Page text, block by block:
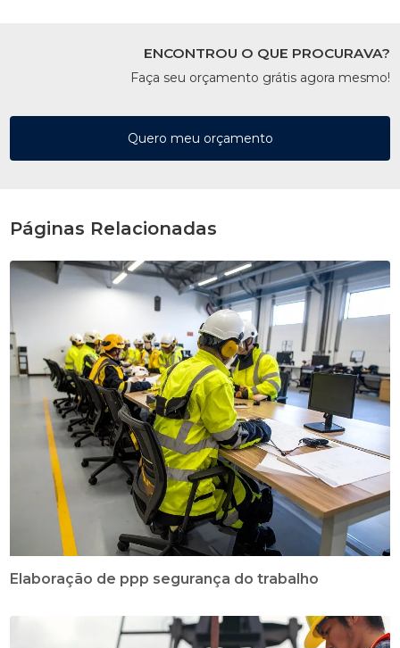
ENCONTROU O QUE PROCURAVA?
Faça seu orçamento grátis agora mesmo!
Quero meu orçamento
Páginas Relacionadas
Elaboração de ppp segurança do trabalho